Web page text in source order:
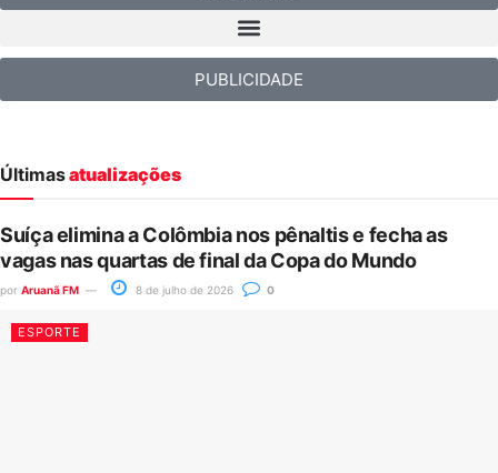
PUBLICIDADE
Últimasatualizações
Suíça elimina a Colômbia nos pênaltis e fecha as
vagas nas quartas de final da Copa do Mundo
por Aruanã FM 8 de julho de 2026 0
ESPORTE